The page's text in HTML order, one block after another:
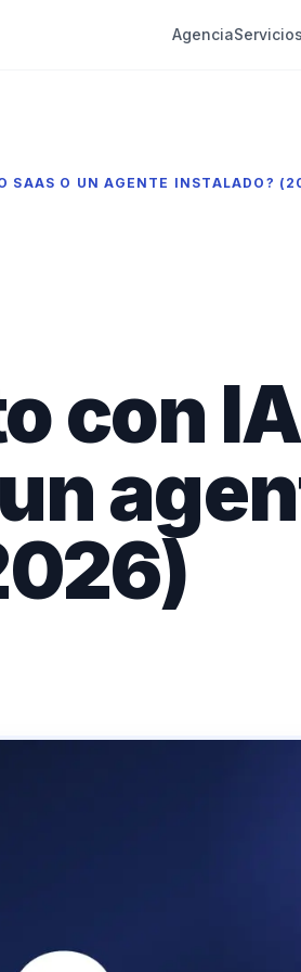
Agencia
SAAS O UN AGENTE INSTALADO?
con